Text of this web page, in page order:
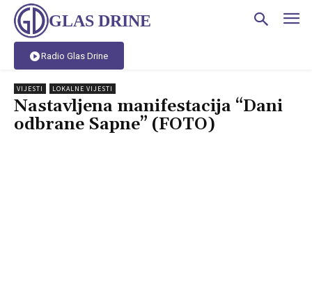
GLAS DRINE
Radio Glas Drine
VIJESTI LOKALNE VIJESTI
Nastavljena manifestacija “Dani
odbrane Sapne” (FOTO)